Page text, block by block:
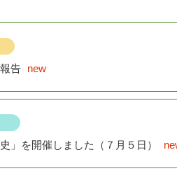
多肉植物寄せ植え講座（8月23日）
告 new
」を開催しました（７月５日）